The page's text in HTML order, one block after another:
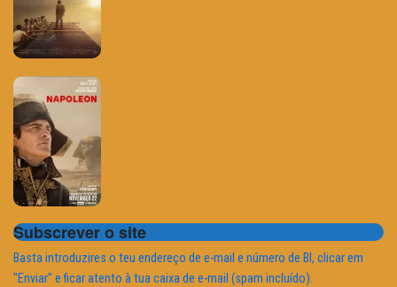
Subscrever o site
Basta introduzires o teu endereço de e-mail e número de BI, clicar em
"Enviar" e ficar atento à tua caixa de e-mail (spam incluído).